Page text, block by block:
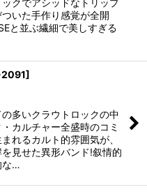
クでアシッドなトリップ
いた手作り感覚が全開
と並ぶ繊細で美しすぎる
2091]
多いクラウトロックの中
カルチャー全盛時のコミ
れるカルト的雰囲気が、
見せた異形バンド!叙情的
な…